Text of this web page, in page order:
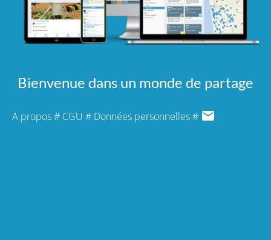
Bienvenue dans un monde de partage
A propos# CGU # Données personnelles#